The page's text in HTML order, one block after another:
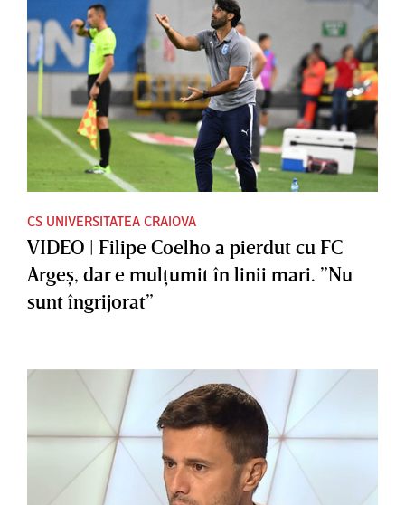
CS UNIVERSITATEA CRAIOVA
VIDEO | Filipe Coelho a pierdut cu FC
Argeş, dar e mulţumit în linii mari. ”Nu
sunt îngrijorat”